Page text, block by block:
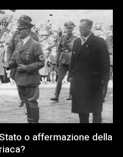
o affermazione della